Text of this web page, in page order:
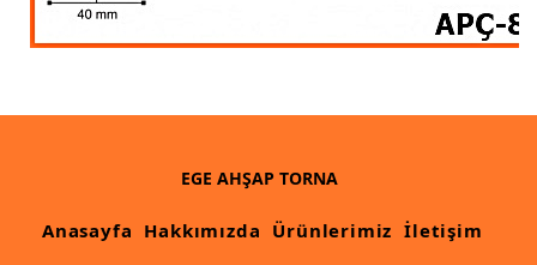
Kontraplak Aplik İmalatı Modelleri
Lambri Kapı Kavisleri
EGE AHŞAP TORNA
Anasayfa Hakkımızda Ürünlerimiz İletişim